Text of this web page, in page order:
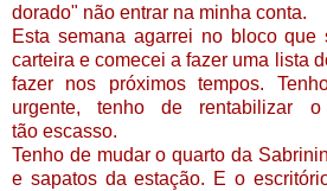
dorado" não entrar na minha conta.
Esta semana agarrei no bloco que
carteira e comecei a fazer uma lista
fazer nos próximos tempos.
urgente, tenho de rentabilizar
tão escasso.
Tenho de mudar o quarto da
e sapatos da estação. E o